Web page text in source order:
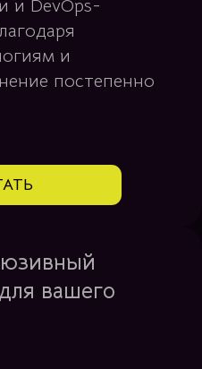
и DevOps-
и
постепенно
вашего